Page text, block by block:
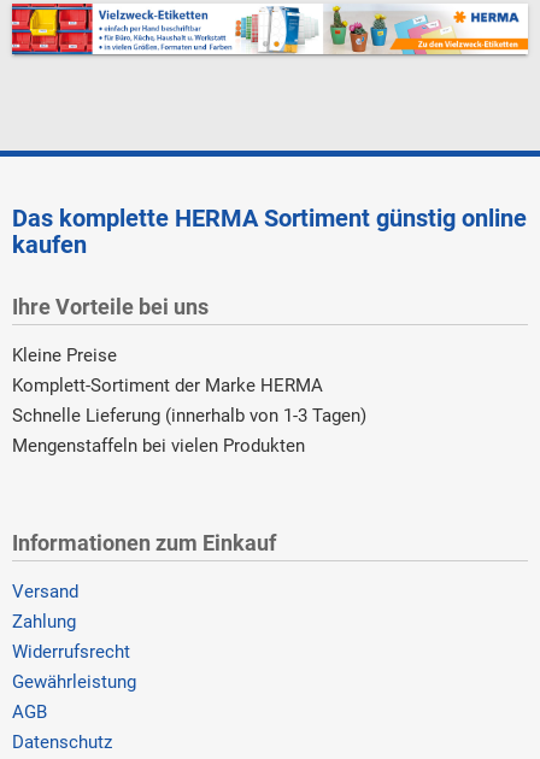
Das komplette HERMA Sortiment günstig online
kaufen
Ihre Vorteile bei uns
Kleine Preise
Komplett-Sortiment der Marke HERMA
Schnelle Lieferung (innerhalb von 1-3 Tagen)
Mengenstaffeln bei vielen Produkten
Informationen zum Einkauf
Versand
Zahlung
Widerrufsrecht
Gewährleistung
AGB
Datenschutz